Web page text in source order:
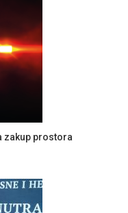
zakup prostora